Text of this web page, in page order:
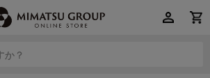
か？
か？